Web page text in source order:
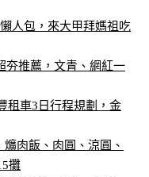
人包，來大甲拜媽祖吃
夯推薦，文青、網紅一
租車3日行程規劃，金
肉飯、肉圓、涼圓、
攤